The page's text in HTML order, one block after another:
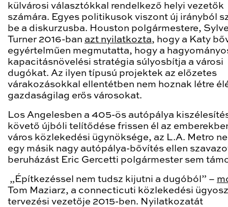
külvárosi választókkal rendelkező helyi vezetők
számára. Egyes politikusok viszont új irányból
be a diskurzusba. Houston polgármestere,
Turner 2016-ban azt nyilatkozta, hogy a Katy
egyértelműen megmutatta, hogy a
kapacitásnövelési stratégia súlyosbítja a városi
dugókat. Az ilyen típusú projektek az előzetes
várakozásokkal ellentétben nem hoznak létre
gazdaságilag erős városokat.
Los Angelesben a 405-ös autópálya
követő újbóli telítődése frissen él az
város közlekedési ügynöksége, az L.A. Metro
egy másik nagy autópálya-bővítés ellen
beruházást Eric Gercetti polgármester sem
„Építkezéssel nem tudsz kijutni a dugóból” –
Tom Maziarz, a connecticuti közlekedési
tervezési vezetője 2015-ben. Nyilatkozatát